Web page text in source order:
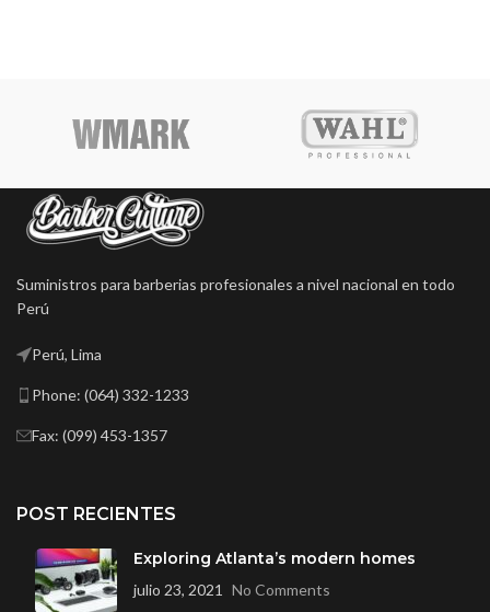
Suministros para barberias profesionales a nivel nacional en todo
Perú
Perú, Lima
Phone: (064) 332-1233
Fax: (099) 453-1357
POST RECIENTES
Exploring Atlanta’s modern homes
julio 23, 2021 No Comments